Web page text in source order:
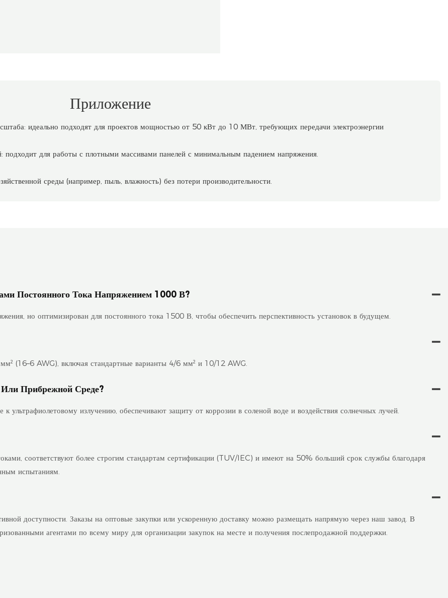
Приложение
идеально подходят для проектов мощностью от 50 кВт до 10 МВт, требующих передачи электроэнергии
для работы с плотными массивами панелей с минимальным падением напряжения.
среды (например, пыль, влажность) без потери производительности.
Постоянного Тока Напряжением 1000 В?
но оптимизирован для постоянного тока 1500 В, чтобы обеспечить перспективность установок в будущем.
(16–6 AWG), включая стандартные варианты 4/6 мм² и 10/12 AWG.
Прибрежной Среде?
ультрафиолетовому излучению, обеспечивают защиту от коррозии в соленой воде и воздействия солнечных лучей.
соответствуют более строгим стандартам сертификации (TUV/IEC) и имеют на 50% больший срок службы благодаря
испытаниям.
доступности. Заказы на оптовые закупки или ускоренную доставку можно размещать напрямую через наш завод. В
агентами по всему миру для организации закупок на месте и получения послепродажной поддержки.